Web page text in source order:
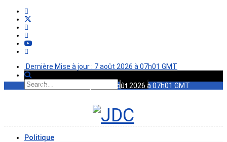
Dernière Mise à jour : 7 août 2026 à 07h01 GMT
Dernière Mise à jour : 7 août 2026 à 07h01 GMT
Politique